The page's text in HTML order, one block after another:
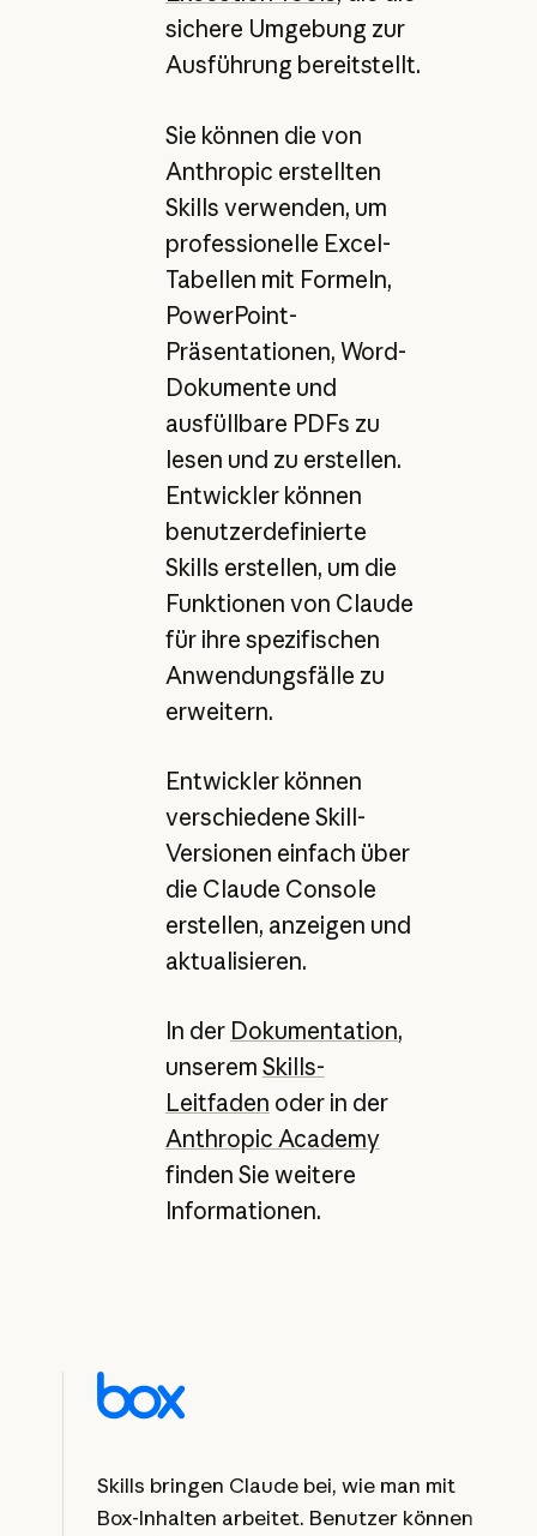
sichere Umgebung zur
Ausführung bereitstellt.
Sie können die von
Anthropic erstellten
Skills verwenden, um
professionelle Excel-
Tabellen mit Formeln,
PowerPoint-
Präsentationen, Word-
Dokumente und
ausfüllbare PDFs zu
lesen und zu erstellen.
Entwickler können
benutzerdefinierte
Skills erstellen, um die
Funktionen von Claude
für ihre spezifischen
Anwendungsfälle zu
erweitern.
Entwickler können
verschiedene Skill-
Versionen einfach über
die Claude Console
erstellen, anzeigen und
aktualisieren.
In der Dokumentation,
unserem Skills-
Leitfaden oder in der
Anthropic Academy
finden Sie weitere
Informationen.
Skills bringen Claude bei, wie man mit
Box-Inhalten arbeitet. Benutzer können